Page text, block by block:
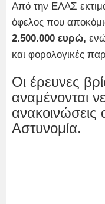
Από την ΕΛΑΣ
όφελος που
2.500.000 ευρώ,
και φορολογικές
Οι έρευνες
αναμένονται
ανακοινώσεις
Αστυνομία.